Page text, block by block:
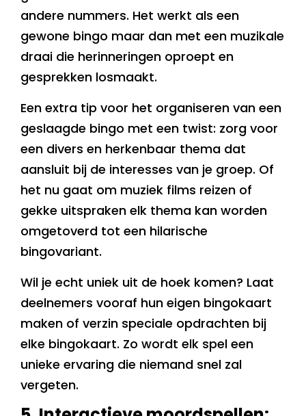
andere nummers. Het werkt als een
gewone bingo maar dan met een muzikale
draai die herinneringen oproept en
gesprekken losmaakt.
Een extra tip voor het organiseren van een
geslaagde bingo met een twist: zorg voor
een divers en herkenbaar thema dat
aansluit bij de interesses van je groep. Of
het nu gaat om muziek films reizen of
gekke uitspraken elk thema kan worden
omgetoverd tot een hilarische
bingovariant.
Wil je echt uniek uit de hoek komen? Laat
deelnemers vooraf hun eigen bingokaart
maken of verzin speciale opdrachten bij
elke bingokaart. Zo wordt elk spel een
unieke ervaring die niemand snel zal
vergeten.